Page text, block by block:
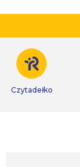
Czytadełko